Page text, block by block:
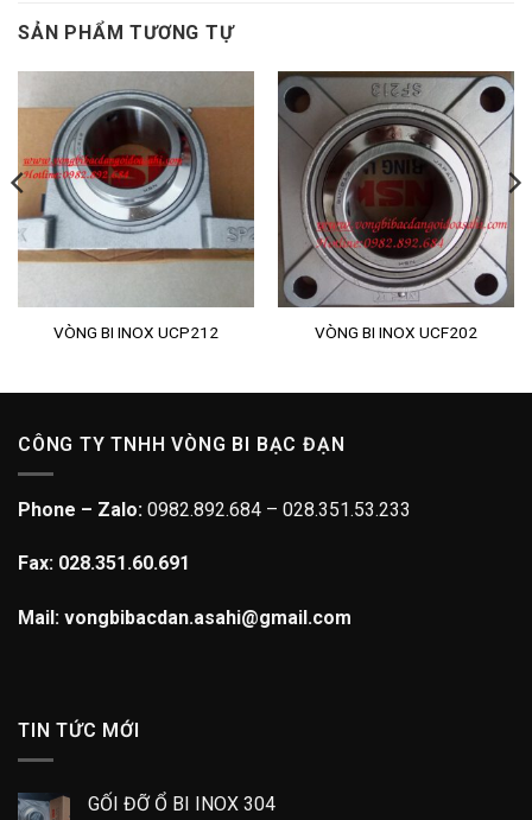
SẢN PHẨM TƯƠNG TỰ
VÒNG BI INOX UCP212 VÒNG BI INOX UCF202
CÔNG TY TNHH VÒNG BI BẠC ĐẠN
Phone – Zalo: 0982.892.684 – 028.351.53.233
Fax: 028.351.60.691
Mail: vongbibacdan.asahi@gmail.com
TIN TỨC MỚI
GỐI ĐỠ Ổ BI INOX 304